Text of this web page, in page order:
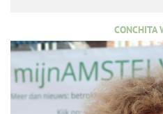
CONCHITA